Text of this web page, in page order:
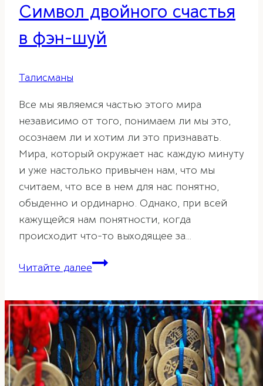
Символ двойного счастья
в фэн-шуй
Талисманы
Все мы являемся частью этого мира
независимо от того, понимаем ли мы это,
осознаем ли и хотим ли это признавать.
Мира, который окружает нас каждую минуту
и уже настолько привычен нам, что мы
считаем, что все в нем для нас понятно,
обыденно и ординарно. Однако, при всей
кажущейся нам понятности, когда
происходит что-то выходящее за…
Читайте далееСимвол
в
фэн-
шуй